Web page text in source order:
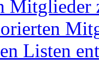
Mitglieder
Listen